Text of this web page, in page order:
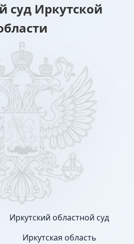
суд Иркутской
Иркутский областной суд
Иркутская область